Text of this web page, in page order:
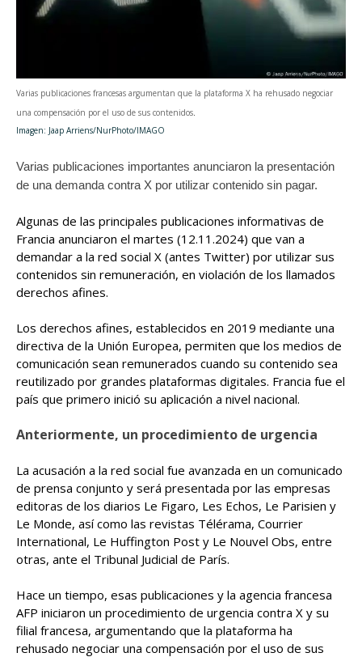
Varias publicaciones francesas argumentan que la plataforma X ha rehusado negociar
una compensación por el uso de sus contenidos.
Imagen: Jaap Arriens/NurPhoto/IMAGO
Varias publicaciones importantes anunciaron la presentación
de una demanda contra X por utilizar contenido sin pagar.
Algunas de las principales publicaciones informativas de
Francia anunciaron el martes (12.11.2024) que van a
demandar a la red social X (antes Twitter) por utilizar sus
contenidos sin remuneración, en violación de los llamados
derechos afines.
Los derechos afines, establecidos en 2019 mediante una
directiva de la Unión Europea, permiten que los medios de
comunicación sean remunerados cuando su contenido sea
reutilizado por grandes plataformas digitales. Francia fue el
país que primero inició su aplicación a nivel nacional.
Anteriormente, un procedimiento de urgencia
La acusación a la red social fue avanzada en un comunicado
de prensa conjunto y será presentada por las empresas
editoras de los diarios Le Figaro, Les Echos, Le Parisien y
Le Monde, así como las revistas Télérama, Courrier
International, Le Huffington Post y Le Nouvel Obs, entre
otras, ante el Tribunal Judicial de París.
Hace un tiempo, esas publicaciones y la agencia francesa
AFP iniciaron un procedimiento de urgencia contra X y su
filial francesa, argumentando que la plataforma ha
rehusado negociar una compensación por el uso de sus